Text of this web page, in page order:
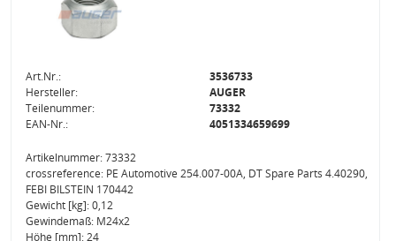
Art.Nr.:
3536733
Hersteller:
AUGER
Teilenummer:
73332
EAN-Nr.:
4051334659699
Artikelnummer: 73332
crossreference: PE Automotive 254.007-00A, DT Spare Parts 4.40290,
FEBI BILSTEIN 170442
Gewicht [kg]: 0,12
Gewindemaß: M24x2
Höhe [mm]: 24